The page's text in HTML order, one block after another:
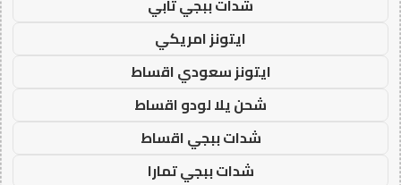
ايتونز امريكي
ايتونز سعودي اقساط
شحن يلا لودو اقساط
شدات ببجي اقساط
شدات ببجي تمارا